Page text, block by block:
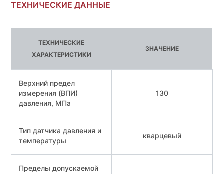
ТЕХНИЧЕСКИЕ ДАННЫЕ
ТЕХНИЧЕСКИЕ
ХАРАКТЕРИСТИКИ
ЗНАЧЕНИЕ
Верхний предел
измерения (ВПИ)
давления, МПа
130
Тип датчика давления и
температуры
кварцевый
Пределы допускаемой